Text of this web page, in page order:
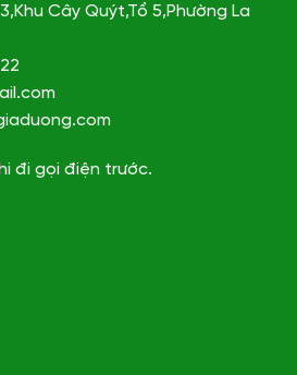
Cây Quýt,Tổ 5,Phường La
đi gọi điện trước.